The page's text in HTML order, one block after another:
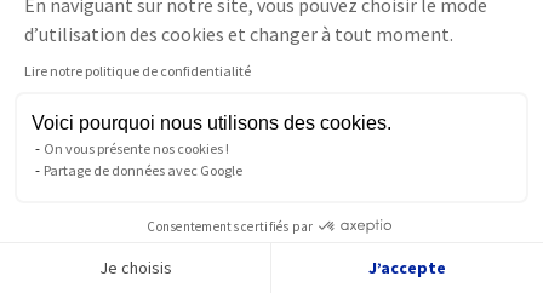
d’utilisation des cookies et changer à tout moment.
Lire notre politique de confidentialité
Voici pourquoi nous utilisons des cookies.
On vous présente nos cookies !
Partage de données avec Google
Consentements certifiés par
Je choisis J’accepte
Partenariats
Recrutement
Europ Assistance
Démarches RSE
Europ Assistance devient Redion
À propos
Téléassistance aux personnes âgées et adultes handicapés 24h/24
et 7j/7. Vous vivez, nous veillons. L'assistance est notre métier.
Nous sommes présents en cas de détresse et organisons
immédiatement votre secours. Nous innovons sans cesse pour